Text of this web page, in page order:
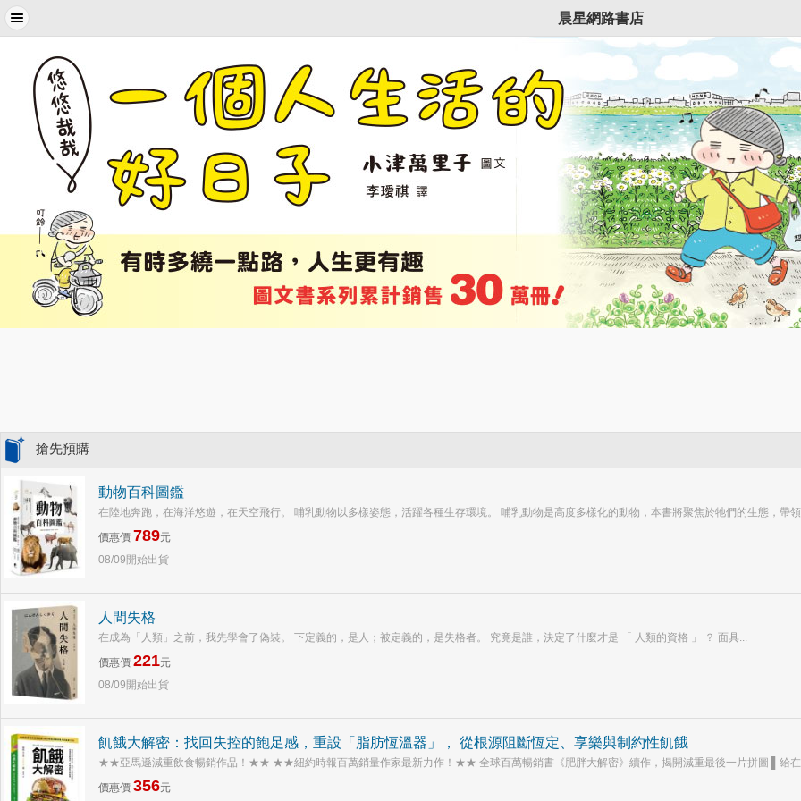
晨星網路書店
搶先預購
動物百科圖鑑
在陸地奔跑，在海洋悠遊，在天空飛行。 哺乳動物以多樣姿態，活躍各種生存環境。 哺乳動物是高度多樣化的動物，本書將聚焦於牠們的生態，帶
價惠價 789元
08/09開始出貨
人間失格
在成為「人類」之前，我先學會了偽裝。 下定義的，是人；被定義的，是失格者。 究竟是誰，決定了什麼才是 「 人類的資格 」 ？ 面具...
價惠價 221元
08/09開始出貨
飢餓大解密：找回失控的飽足感，重設「脂肪恆溫器」， 從根源阻斷恆定、享樂與制約性飢餓
★★亞馬遜減重飲食暢銷作品！★★ ★★紐約時報百萬銷量作家最新力作！★★ 全球百萬暢銷書《肥胖大解密》續作，揭開減重最後一片拼圖 ▌給在
價惠價 356元